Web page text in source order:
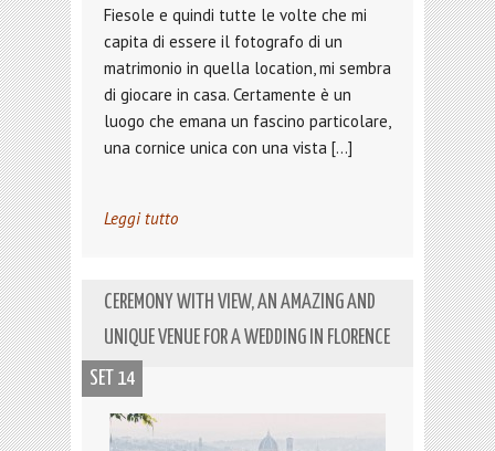
Fiesole e quindi tutte le volte che mi
capita di essere il fotografo di un
matrimonio in quella location, mi sembra
di giocare in casa. Certamente è un
luogo che emana un fascino particolare,
una cornice unica con una vista […]
Leggi tutto
CEREMONY WITH VIEW, AN AMAZING AND
UNIQUE VENUE FOR A WEDDING IN FLORENCE
SET 14